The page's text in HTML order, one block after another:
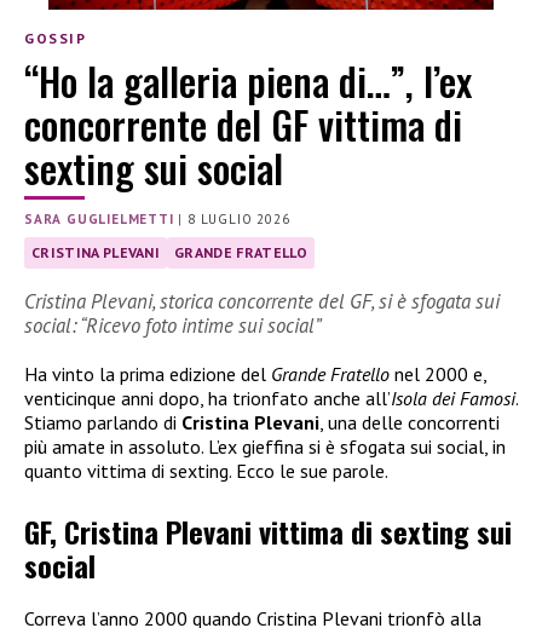
GOSSIP
“Ho la galleria piena di…”, l’ex
concorrente del GF vittima di
sexting sui social
SARA GUGLIELMETTI | 8 LUGLIO 2026
CRISTINA PLEVANI GRANDE FRATELLO
Cristina Plevani, storica concorrente del GF, si è sfogata sui
social: “Ricevo foto intime sui social”
Ha vinto la prima edizione del Grande Fratello nel 2000 e,
venticinque anni dopo, ha trionfato anche all’Isola dei Famosi.
Stiamo parlando di Cristina Plevani , una delle concorrenti
più amate in assoluto. L’ex gieffina si è sfogata sui social, in
quanto vittima di sexting. Ecco le sue parole.
GF, Cristina Plevani vittima di sexting sui
social
Correva l’anno 2000 quando Cristina Plevani trionfò alla